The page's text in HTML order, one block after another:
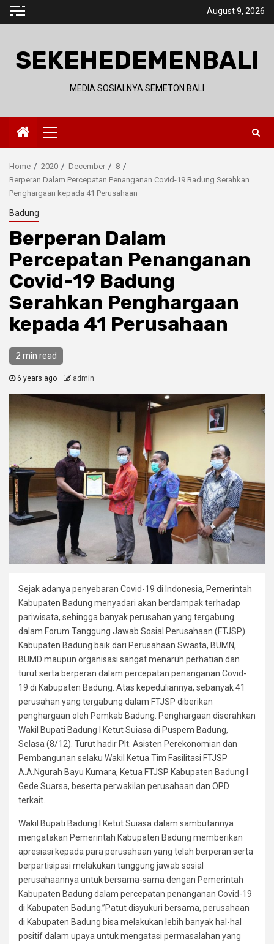
Skip
August 9, 2026
SEKEHEDEMENBALI
MEDIA SOSIALNYA SEMETON BALI
Primary
Menu
Home 2020 December
8
Berperan Dalam Percepatan Penanganan Covid-19 Badung Serahkan
Penghargaan kepada 41 Perusahaan
Badung
Berperan Dalam
Percepatan Penanganan
Covid-19 Badung
Serahkan Penghargaan
kepada 41 Perusahaan
2 min read
6 years ago admin
Sejak adanya penyebaran Covid-19 di Indonesia, Pemerintah
Kabupaten Badung menyadari akan berdampak terhadap
pariwisata, sehingga banyak perusahan yang tergabung
dalam Forum Tanggung Jawab Sosial Perusahaan (FTJSP)
Kabupaten Badung baik dari Perusahaan Swasta, BUMN,
BUMD maupun organisasi sangat menaruh perhatian dan
turut serta berperan dalam percepatan penanganan Covid-
19 di Kabupaten Badung. Atas kepeduliannya, sebanyak 41
perusahan yang tergabung dalam FTJSP diberikan
penghargaan oleh Pemkab Badung. Penghargaan diserahkan
Wakil Bupati Badung I Ketut Suiasa di Puspem Badung,
Selasa (8/12). Turut hadir Plt. Asisten Perekonomian dan
Pembangunan selaku Wakil Ketua Tim Fasilitasi FTJSP
A.A.Ngurah Bayu Kumara, Ketua FTJSP Kabupaten Badung I
Gede Suarsa, beserta perwakilan perusahaan dan OPD
terkait.
Wakil Bupati Badung I Ketut Suiasa dalam sambutannya
mengatakan Pemerintah Kabupaten Badung memberikan
apresiasi kepada para perusahaan yang telah berperan serta
berpartisipasi melakukan tanggung jawab sosial
perusahaannya untuk bersama-sama dengan Pemerintah
Kabupaten Badung dalam percepatan penanganan Covid-19
di Kabupaten Badung.”Patut disyukuri bersama, perusahaan
di Kabupaten Badung bisa melakukan lebih banyak hal-hal
positif dalam upaya untuk mengatasi permasalahan yang